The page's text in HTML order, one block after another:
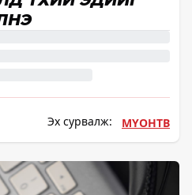
Эх сурвалж: МҮОНТВ